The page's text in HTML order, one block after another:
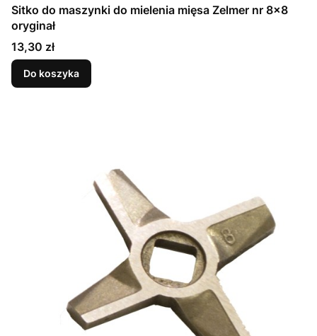
Sitko do maszynki do mielenia mięsa Zelmer nr 8x8
oryginał
Cena
13,30 zł
Do koszyka